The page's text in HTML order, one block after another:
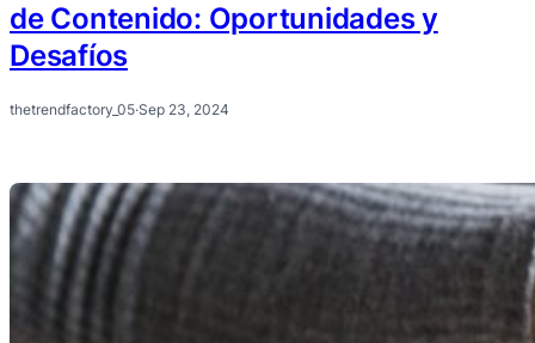
de Contenido: Oportunidades y
Desafíos
thetrendfactory_05·Sep 23, 2024